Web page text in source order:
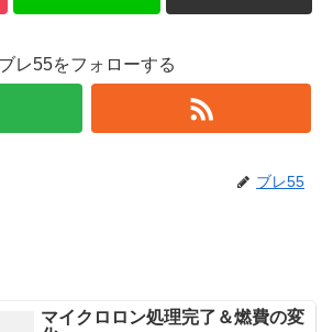
ブレ55をフォローする
ブレ55
マイクロロン処理完了＆燃費の変